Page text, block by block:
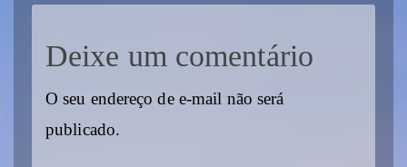
Deixe um comentário
O seu endereço de e-mail não será
publicado.